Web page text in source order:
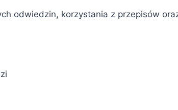
odwiedzin, korzystania z przepisów